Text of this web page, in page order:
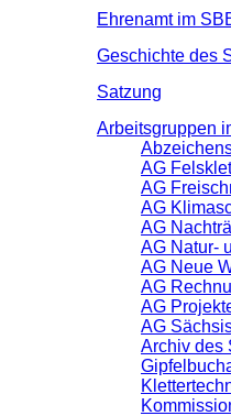
Ehrenamt im
Geschichte des
Satzung
Arbeitsgruppen
AG
AG
AG
AG
AG Natur-
AG Neue
AG
AG
AG
Archiv des